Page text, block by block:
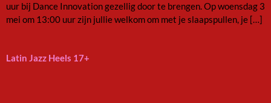
uur bij Dance Innovation gezellig door te brengen. Op woensdag 3
mei om 13:00 uur zijn jullie welkom om met je slaapspullen, je […]
Latin Jazz Heels 17+